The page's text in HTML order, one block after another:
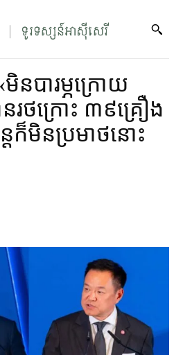
ន​បារម្ភ​ក្រោយ​
រថ​ក្រោះ ៣៩​គ្រឿង​
ក៏​មិន​ប្រមាថ​នោះ​